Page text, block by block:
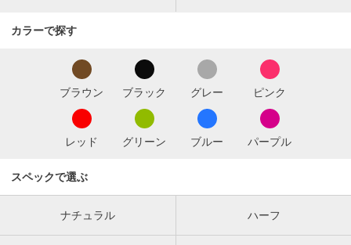
カラーで探す
ブラウン ブラック グレー ピンク
レッド グリーン ブルー パープル
スペックで選ぶ
ナチュラル ハーフ